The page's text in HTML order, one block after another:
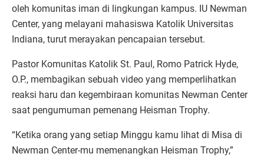
oleh komunitas iman di lingkungan kampus. IU Newman
Center, yang melayani mahasiswa Katolik Universitas
Indiana, turut merayakan pencapaian tersebut.
Pastor Komunitas Katolik St. Paul, Romo Patrick Hyde,
O.P., membagikan sebuah video yang memperlihatkan
reaksi haru dan kegembiraan komunitas Newman Center
saat pengumuman pemenang Heisman Trophy.
“Ketika orang yang setiap Minggu kamu lihat di Misa di
Newman Center-mu memenangkan Heisman Trophy,”